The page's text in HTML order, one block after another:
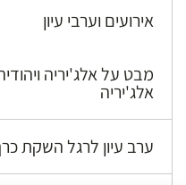
אירועים וערבי עיון
אלג'יריה
ערב עיון לרגל השקת